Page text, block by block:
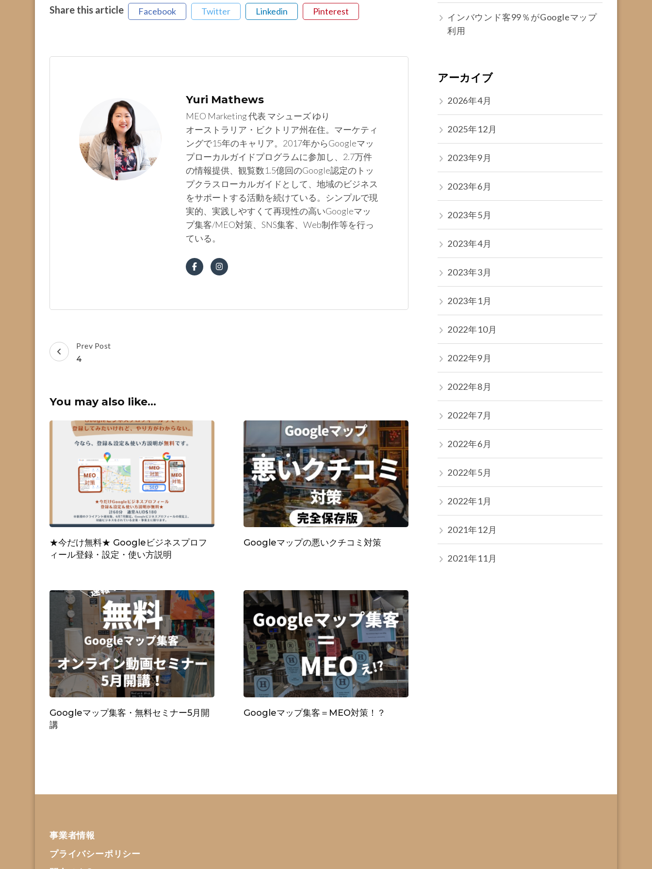
Share this article Facebook Twitter Linkedin Pinterest
Yuri Mathews
MEO Marketing 代表 マシューズ ゆり
オーストラリア・ビクトリア州在住。マーケティ
ングで15年のキャリア。2017年からGoogleマッ
プローカルガイドプログラムに参加し、2.7万件
の情報提供、観覧数1.5億回のGoogle認定のトッ
プクラスローカルガイドとして、地域のビジネス
をサポートする活動を続けている。シンプルで現
実的、実践しやすくて再現性の高いGoogleマッ
プ集客/MEO対策、SNS集客、Web制作等を行っ
ている。
Post
Navigation
Prev Post
4
You may also like...
★今だけ無料★ Googleビジネスプロフ
ィール登録・設定・使い方説明
Googleマップの悪いクチコミ対策
Googleマップ集客・無料セミナー5月開
講
Googleマップ集客＝MEO対策！？
インバウンド客99％がGoogleマップ
利用
アーカイブ
2026年4月
2025年12月
2023年9月
2023年6月
2023年5月
2023年4月
2023年3月
2023年1月
2022年10月
2022年9月
2022年8月
2022年7月
2022年6月
2022年5月
2022年1月
2021年12月
2021年11月
事業者情報
プライバシーポリシー